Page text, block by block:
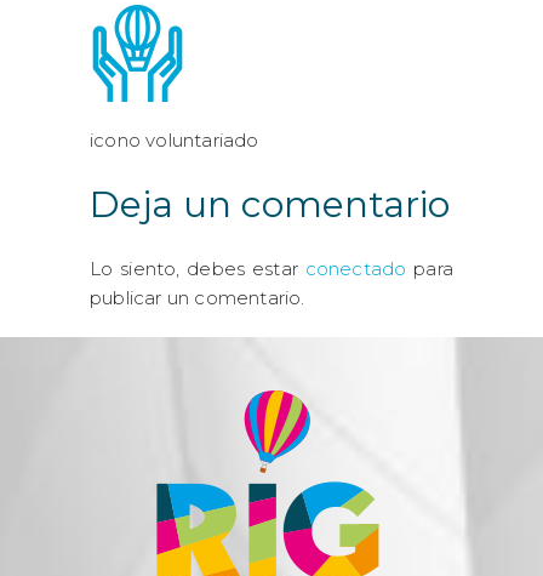
icono voluntariado
Deja un comentario
Lo siento, debes estar conectado para
publicar un comentario.